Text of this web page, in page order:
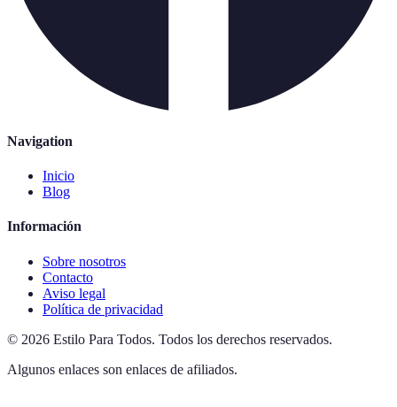
Navigation
Inicio
Blog
Información
Sobre nosotros
Contacto
Aviso legal
Política de privacidad
© 2026 Estilo Para Todos. Todos los derechos reservados.
Algunos enlaces son enlaces de afiliados.